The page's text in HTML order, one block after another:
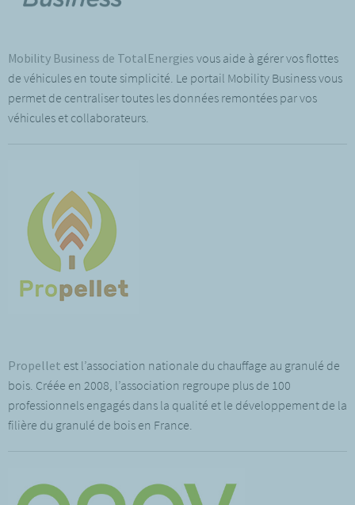
Mobility Business de TotalEnergies vous aide à gérer vos flottes
de véhicules en toute simplicité. Le portail Mobility Business vous
permet de centraliser toutes les données remontées par vos
véhicules et collaborateurs.
Propellet est l’association nationale du chauffage au granulé de
bois. Créée en 2008, l’association regroupe plus de 100
professionnels engagés dans la qualité et le développement de la
filière du granulé de bois en France.